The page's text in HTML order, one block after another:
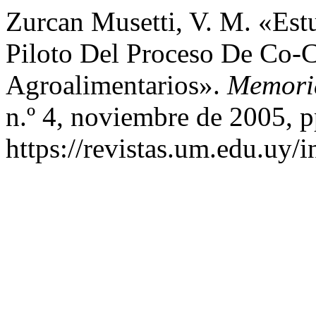
Zurcan Musetti, V. M.
Piloto Del Proceso De Co-
Agroalimentarios».
n.º 4, noviembre de 2005,
https://